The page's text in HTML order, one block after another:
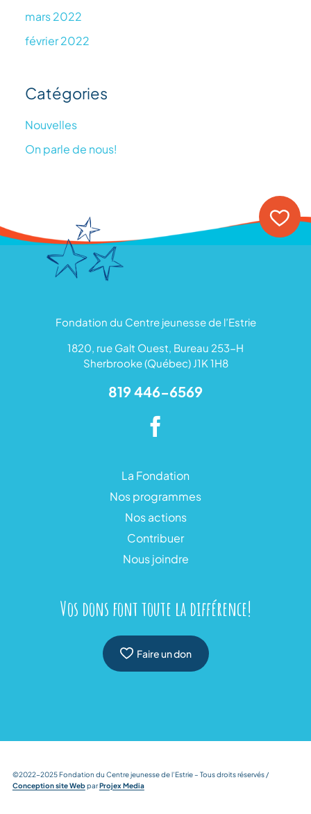
mars 2022
février 2022
Catégories
Nouvelles
On parle de nous!
Fondation du Centre jeunesse de l’Estrie
1820, rue Galt Ouest, Bureau 253-H
Sherbrooke (Québec) J1K 1H8
819 446-6569
La Fondation
Nos programmes
Nos actions
Contribuer
Nous joindre
Vos dons font toute la différence!
Faire un don
©2022-2025 Fondation du Centre jeunesse de l’Estrie – Tous droits réservés /
Conception site WebparProjex Media